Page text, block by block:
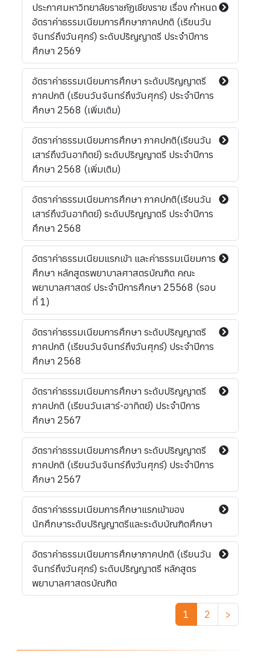
ประกาศมหาวิทยาลัยราชภัฏเชียงราย เรื่อง กำหนด
อัตราค่าธรรมเนียมการศึกษาภาคปกติ (เรียนวัน
จันทร์ถึงวันศุกร์) ระดับปริญญาตรี ประจำปีการ
ศึกษา 2569
อัตราค่าธรรมเนียมการศึกษา ระดับปริญญาตรี
ภาคปกติ (เรียนวันจันทร์ถึงวันศุกร์) ประจำปีการ
ศึกษา 2568 (เพิ่มเติม)
อัตราค่าธรรมเนียมการศึกษา ภาคปกติ(เรียนวัน
เสาร์ถึงวันอาทิตย์) ระดับปริญญาตรี ประจำปีการ
ศึกษา 2568 (เพิ่มเติม)
อัตราค่าธรรมเนียมการศึกษา ภาคปกติ(เรียนวัน
เสาร์ถึงวันอาทิตย์) ระดับปริญญาตรี ประจำปีการ
ศึกษา 2568
อัตราค่าธรรมเนียมแรกเข้า และค่าธรรมเนียมการ
ศึกษา หลักสูตรพยาบาลศาสตรบัณฑิต คณะ
พยาบาลศาสตร์ ประจำปีการศึกษา 25568 (รอบ
ที่ 1)
อัตราค่าธรรมเนียมการศึกษา ระดับปริญญาตรี
ภาคปกติ (เรียนวันจันทร์ถึงวันศุกร์) ประจำปีการ
ศึกษา 2568
อัตราค่าธรรมเนียมการศึกษา ระดับปริญญาตรี
ภาคปกติ (เรียนวันเสาร์-อาทิตย์) ประจำปีการ
ศึกษา 2567
อัตราค่าธรรมเนียมการศึกษา ระดับปริญญาตรี
ภาคปกติ (เรียนวันจันทร์ถึงวันศุกร์) ประจำปีการ
ศึกษา 2567
อัตราค่าธรรมเนียมการศึกษาแรกเข้าของ
นักศึกษาระดับปริญญาตรีและระดับบัณฑิตศึกษา
อัตราค่าธรรมเนียมการศึกษาภาคปกติ (เรียนวัน
จันทร์ถึงวันศุกร์) ระดับปริญญาตรี หลักสูตร
พยาบาลศาสตรบัณฑิต
1 2 >